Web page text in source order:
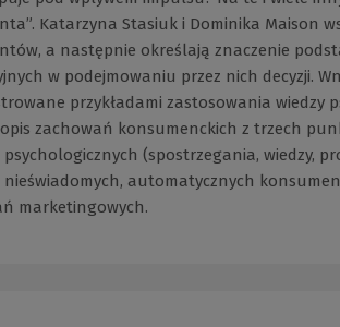
Katarzyna Stasiuk i Dominika Maison
a następnie określają znaczenie
w podejmowaniu przez nich decyzji.
przykładami zastosowania wiedzy
zachowań konsumenckich z trzech
psychologicznych (spostrzegania, wiedzy,
nieświadomych, automatycznych
marketingowych.